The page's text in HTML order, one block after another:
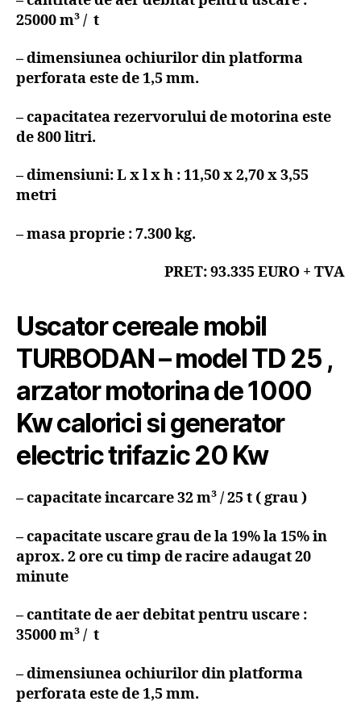
25000 m³ / t
– dimensiunea ochiurilor din platforma
perforata este de 1,5 mm.
– capacitatea rezervorului de motorina este
de 800 litri.
– dimensiuni: L x l x h : 11,50 x 2,70 x 3,55
metri
– masa proprie : 7.300 kg.
PRET: 93.335 EURO + TVA
Uscator cereale mobil
TURBODAN – model TD 25 ,
arzator motorina de 1000
Kw calorici si generator
electric trifazic 20 Kw
– capacitate incarcare 32 m³ / 25 t ( grau )
– capacitate uscare grau de la 19% la 15% in
aprox. 2 ore cu timp de racire adaugat 20
minute
– cantitate de aer debitat pentru uscare :
35000 m³ / t
– dimensiunea ochiurilor din platforma
perforata este de 1,5 mm.